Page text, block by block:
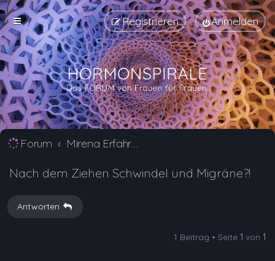
Anmelden
Registrieren
Forum Mirena Erfahrungsberichte und Nebenwirkungen
Nach dem Ziehen Schwindel und Migräne?!
Antworten
1 Beitrag • Seite 1 von 1